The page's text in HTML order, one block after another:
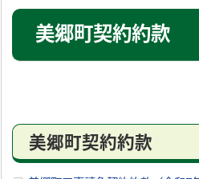
美郷町契約約款
美郷町契約約款